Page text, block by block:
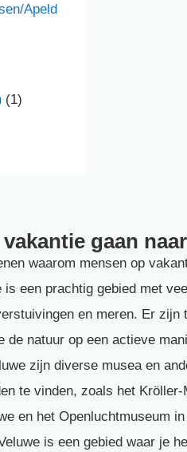
Apeld
(1)
gaan
waarom mensen op
is een prachtig gebied met
en meren. Er zijn
de natuur op een actieve
zijn diverse musea en
te vinden, zoals het
en het Openluchtmuseum
is een gebied waar je